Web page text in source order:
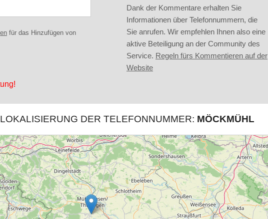
für das Hinzufügen von
Dank der Kommentare erhalten Sie
Informationen über Telefonnummern, die
Sie anrufen. Wir empfehlen Ihnen also eine
aktive Beteiligung an der Community des
Service. Regeln fürs Kommentieren auf der
Website
DER TELEFONNUMMER: MÖCKMÜHL